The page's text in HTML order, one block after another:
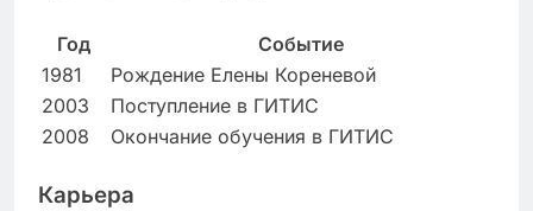
Год
Событие
1981
Рождение Елены Кореневой
2003
Поступление в ГИТИС
2008
Окончание обучения в ГИТИС
Карьера